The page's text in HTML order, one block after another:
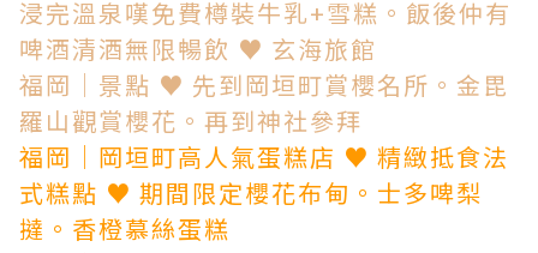
浸完溫泉嘆免費樽裝牛乳+雪糕。飯後仲有
啤酒清酒無限暢飲 ♥ 玄海旅館
福岡│景點 ♥ 先到岡垣町賞櫻名所。金毘
羅山觀賞櫻花。再到神社參拜
福岡│岡垣町高人氣蛋糕店 ♥ 精緻抵食法
式糕點 ♥ 期間限定櫻花布甸。士多啤梨
撻。香橙慕絲蛋糕